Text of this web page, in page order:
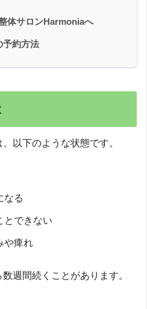
体サロンHarmoniaへ
予約方法
以下のような状態です。
なる
とできない
や痺れ
週間続くことがあります。